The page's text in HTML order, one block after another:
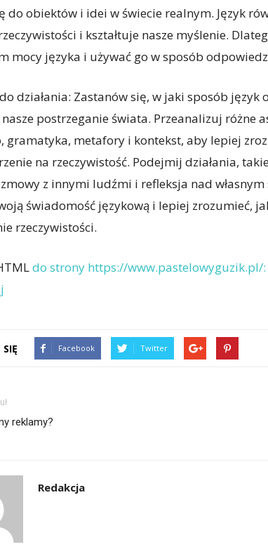
do obiektów i idei w świecie realnym. Język
i kształtuje nasze myślenie.
mocy języka i używać go w sposób
działania: Zastanów się, w jaki sposób język
nasze postrzeganie świata. Przeanalizuj różne
gramatyka, metafory i kontekst, aby lepiej
na rzeczywistość. Podejmij działania,
z innymi ludźmi i refleksja nad
świadomość językową i lepiej zrozumieć,
rzeczywistości.
do strony https://www.pastelowyguzik.pl/:
Facebook Twitter
reklamy?
Redakcja